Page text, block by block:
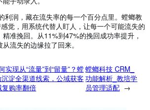
利润，藏在流失率的每一个百分点里。螳螂教
觉，用系统代替人盯人，让每一个可能流失的
准挽回。从11%到47%的挽回成功率提升，
流失的边缘拉了回来。
实现从“流量”到“留量”？螳
淀全渠道线索，公域获客
购率翻倍
螳螂科技 CRM_
功能解析_教培学
员管理适配 →